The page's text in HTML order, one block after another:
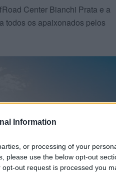
Information
or processing of your
please use the below opt-out
out request is processed you
Center Bianchi Prata e a
todos os apaixonados pelos